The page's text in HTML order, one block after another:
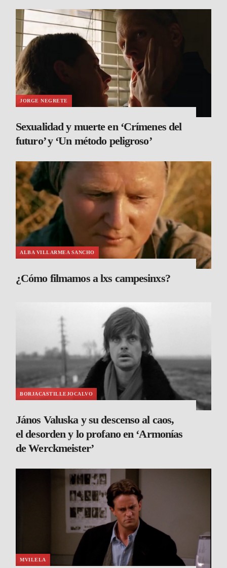
JORGE NEGRETE
Sexualidad y muerte en ‘Crímenes del
futuro’ y ‘Un método peligroso’
ALBA VILLARMEA SANCHO
¿Cómo filmamos a lxs campesinxs?
BORJACASTILLEJOCALVO
János Valuska y su descenso al caos,
el desorden y lo profano en ‘Armonías
de Werckmeister’
MVILELA